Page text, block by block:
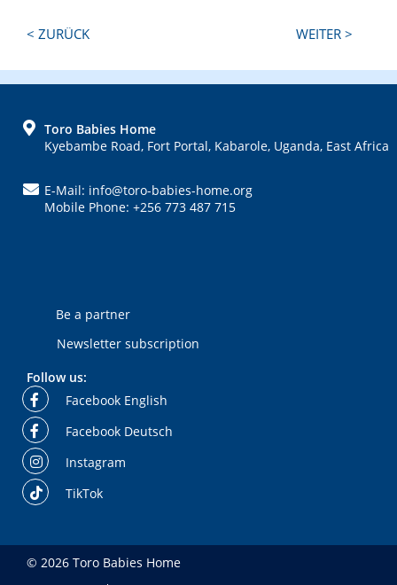
Next
< ZURÜCK WEITER >
FOOTERToro Babies Home
Kyebambe Road, Fort Portal, Kabarole, Uganda, East Africa
E-Mail: info@toro-babies-home.org
Mobile Phone: +256 773 487 715
Be a partner
Newsletter subscription
Follow us:
Facebook English
Facebook Deutsch
Instagram
TikTok
© 2026 Toro Babies Home